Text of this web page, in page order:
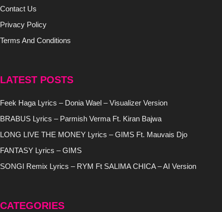
Contact Us
Privacy Policy
Terms And Conditions
LATEST POSTS
Feek Haga Lyrics – Donia Wael – Visualizer Version
BRABUS Lyrics – Parmish Verma Ft. Kiran Bajwa
LONG LIVE THE MONEY Lyrics – GIMS Ft. Mauvais Djo
FANTASY Lyrics – GIMS
SONGI Remix Lyrics – RYM Ft SALIMA CHICA – AI Version
CATEGORIES